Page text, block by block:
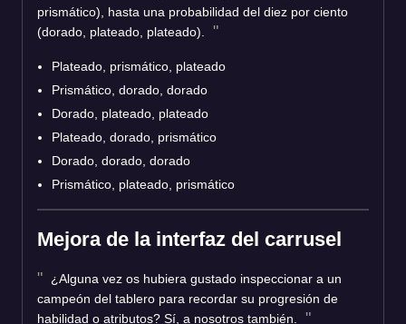
prismático), hasta una probabilidad del diez por ciento
(dorado, plateado, plateado).
Plateado, prismático, plateado
Prismático, dorado, dorado
Dorado, plateado, plateado
Plateado, dorado, prismático
Dorado, dorado, dorado
Prismático, plateado, prismático
Mejora de la interfaz del carrusel
¿Alguna vez os hubiera gustado inspeccionar a un
campeón del tablero para recordar su progresión de
habilidad o atributos? Sí, a nosotros también.